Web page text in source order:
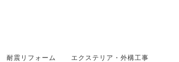
耐震リフォーム エクステリア・外構工事